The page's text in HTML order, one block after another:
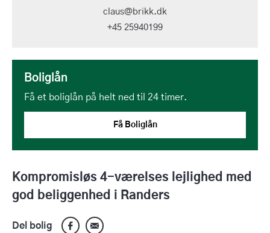
Kompromisløs 4-værelses lejlighed med
god beliggenhed i Randers
Del bolig
claus@brikk.dk
+45 25940199
Boliglån
Få et boliglån på helt ned til 24 timer.
Få Boliglån